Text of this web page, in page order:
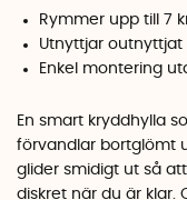
Rymmer upp till 7
Utnyttjar
Enkel montering
En smart kryddhylla
förvandlar bortglömt
glider smidigt ut så
diskret när du är klar.